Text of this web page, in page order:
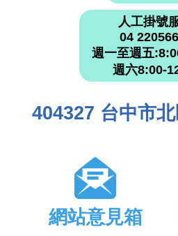
人工掛號
04
週一至週五
週六8:00-
404327 台中市
網站意見箱